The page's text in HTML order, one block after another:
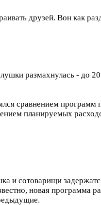
друзей. Вон как
размахнулась - до
сравнением программ
планируемых
и сотоварищи
новая программа